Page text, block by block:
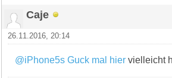
Caje
26.11.2016, 20:14
@iPhone5s Guck mal hier vielleicht